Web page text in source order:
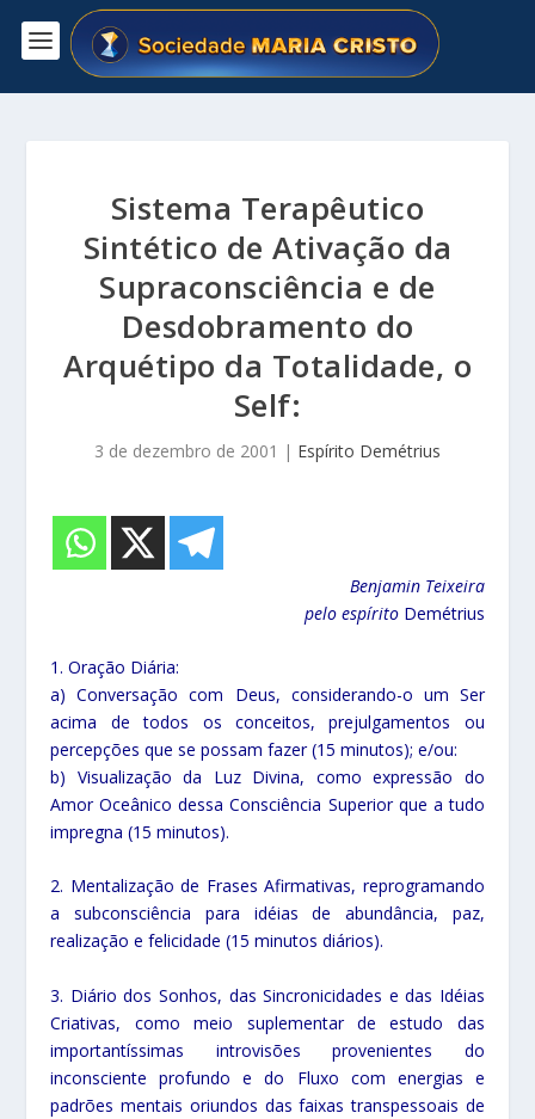
Sistema Terapêutico
Sintético de Ativação da
Supraconsciência e de
Desdobramento do
Arquétipo da Totalidade, o
Self:
3 de dezembro de 2001 | Espírito Demétrius
Benjamin Teixeira
pelo espíritoDemétrius
1. Oração Diária:
a) Conversação com Deus, considerando-o um Ser
acima de todos os conceitos, prejulgamentos ou
percepções que se possam fazer (15 minutos); e/ou:
b) Visualização da Luz Divina, como expressão do
Amor Oceânico dessa Consciência Superior que a tudo
impregna (15 minutos).
2. Mentalização de Frases Afirmativas, reprogramando
a subconsciência para idéias de abundância, paz,
realização e felicidade (15 minutos diários).
3. Diário dos Sonhos, das Sincronicidades e das Idéias
Criativas, como meio suplementar de estudo das
importantíssimas introvisões provenientes do
inconsciente profundo e do Fluxo com energias e
padrões mentais oriundos das faixas transpessoais de